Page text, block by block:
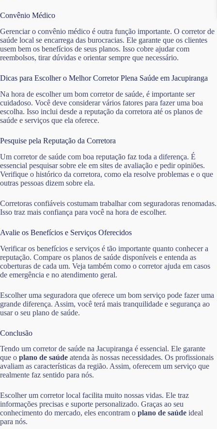
Convênio Médico
Gerenciar o convênio médico é outra função importante. O corretor de
saúde local se encarrega das burocracias. Ele garante que os clientes
usem bem os benefícios de seus planos. Isso cobre ajudar com
reembolsos, tirar dúvidas e orientar sempre que necessário.
Dicas para Escolher o Melhor Corretor Plena Saúde em Jacupiranga
Na hora de escolher um bom corretor de saúde, é importante ser
cuidadoso. Você deve considerar vários fatores para fazer uma boa
escolha. Isso inclui desde a reputação da corretora até os planos de
saúde e serviços que ela oferece.
Pesquise pela Reputação da Corretora
Um corretor de saúde com boa reputação faz toda a diferença. É
essencial pesquisar sobre ele em sites de avaliação e pedir opiniões.
Verifique o histórico da corretora, como ela resolve problemas e o que
outras pessoas dizem sobre ela.
Corretoras confiáveis costumam trabalhar com seguradoras renomadas.
Isso traz mais confiança para você na hora de escolher.
Avalie os Benefícios e Serviços Oferecidos
Verificar os benefícios e serviços é tão importante quanto conhecer a
reputação. Compare os planos de saúde disponíveis e entenda as
coberturas de cada um. Veja também como o corretor ajuda em casos
de emergência e no atendimento geral.
Escolher uma seguradora que oferece um bom serviço pode fazer uma
grande diferença. Assim, você terá mais tranquilidade e segurança ao
usar o seu plano de saúde.
Conclusão
Tendo um corretor de saúde na Jacupiranga é essencial. Ele garante
que o plano de saúde atenda às nossas necessidades. Os profissionais
avaliam as características da região. Assim, oferecem um serviço que
realmente faz sentido para nós.
Escolher um corretor local facilita muito nossas vidas. Ele traz
informações precisas e suporte personalizado. Graças ao seu
conhecimento do mercado, eles encontram o plano de saúde ideal
para nós.